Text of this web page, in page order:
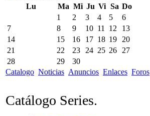
Lu
Ma Mi Ju Vi Sa Do
1
2 3 4 5
6
7
8 9 10 11 12
13
14
15 16 17 18 19
20
21
22 23 24 25 26
27
28
29
30
Catalogo Noticias Anuncios Enlaces Foros
Catálogo Series.